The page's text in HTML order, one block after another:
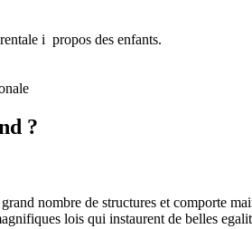
i propos des enfants.
?
nombre de structures et comporte
lois qui instaurent de belles